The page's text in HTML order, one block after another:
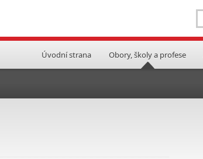
Úvodní strana Obory, školy a profese